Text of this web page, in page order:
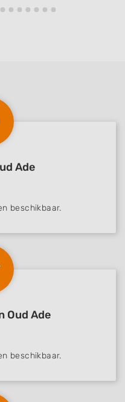
Ade
beschikbaar.
Oud Ade
beschikbaar.